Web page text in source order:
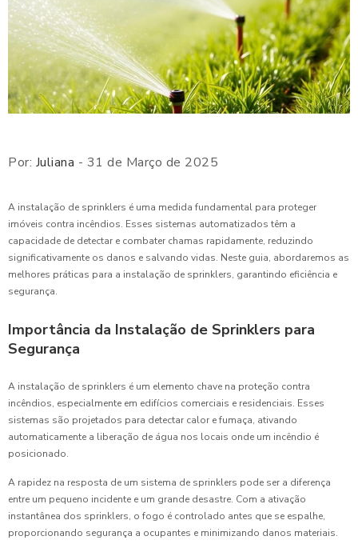
Por: Juliana - 31 de Março de 2025
A instalação de sprinklers é uma medida fundamental para proteger
imóveis contra incêndios. Esses sistemas automatizados têm a
capacidade de detectar e combater chamas rapidamente, reduzindo
significativamente os danos e salvando vidas. Neste guia, abordaremos as
melhores práticas para a instalação de sprinklers, garantindo eficiência e
segurança.
Importância da Instalação de Sprinklers para
Segurança
A instalação de sprinklers é um elemento chave na proteção contra
incêndios, especialmente em edifícios comerciais e residenciais. Esses
sistemas são projetados para detectar calor e fumaça, ativando
automaticamente a liberação de água nos locais onde um incêndio é
posicionado.
A rapidez na resposta de um sistema de sprinklers pode ser a diferença
entre um pequeno incidente e um grande desastre. Com a ativação
instantânea dos sprinklers, o fogo é controlado antes que se espalhe,
proporcionando segurança a ocupantes e minimizando danos materiais.